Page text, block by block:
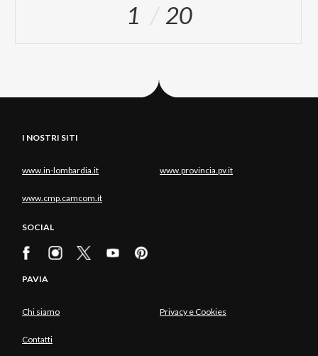
1 20
I NOSTRI SITI
www.in-lombardia.it www.provincia.pv.it
www.cmp.camcom.it
SOCIAL
PAVIA
Chi siamo Privacy e Cookies
Contatti